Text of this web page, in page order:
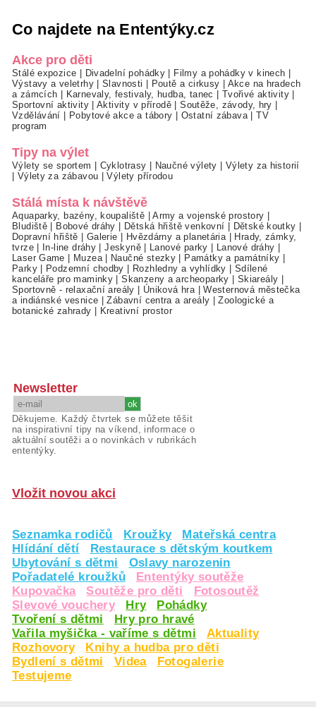
Co najdete na Ententýky.cz
Akce pro děti
Stálé expozice Divadelní pohádky Filmy a pohádky v kinech
Výstavy a veletrhy|Slavnosti Poutě a cirkusy
Akce na hradech
a zámcích
Karnevaly, festivaly, hudba, tanec Tvořivé aktivity
Sportovní aktivity|Aktivity v přírodě |Soutěže, závody, hry
Vzdělávání
Pobytové akce a tábory Ostatní zábava |TV
program
Tipy na výlet
Výlety se sportem Cyklotrasy Naučné výlety
Výlety za historií
Výlety za zábavou |Výlety přírodou
Stálá místa k návštěvě
Aquaparky, bazény, koupaliště |Army a vojenské prostory
Bludiště
Bobové dráhy Dětská hřiště venkovní Dětské koutky
Dopravní hřiště
Galerie Hvězdárny a planetária
Hrady, zámky,
tvrze| In-line dráhy |Jeskyně| Lanové parky Lanové dráhy
Laser Game
Muzea| Naučné stezky Památky a památníky
Parky| Podzemní chodby Rozhledny a vyhlídky
Sdílené
kanceláře pro maminky |Skanzeny a archeoparky Skiareály
Sportovně - relaxační areály
Úniková hra |Westernová městečka
a indiánské vesnice |Zábavní centra a areály |Zoologické a
botanické zahrady
Kreativní prostor
Newsletter
Děkujeme. Každý čtvrtek se můžete těšit
na inspirativní tipy na víkend, informace o
aktuální soutěži a o novinkách v rubrikách
ententýky.
Vložit novou akci
Seznamka rodičů Kroužky
Mateřská centra
Hlídání dětí
Restaurace s dětským koutkem
Ubytování s dětmi
Oslavy narozenin
Pořadatelé kroužků
Ententýky soutěže
Kupovačka
Soutěže pro děti
Fotosoutěž
Slevové vouchery
Hry
Pohádky
Tvoření s dětmi
Hry pro hravé
Vařila myšička - vaříme s dětmi
Aktuality
Rozhovory
Knihy a hudba pro děti
Bydlení s dětmi
Videa
Fotogalerie
Testujeme